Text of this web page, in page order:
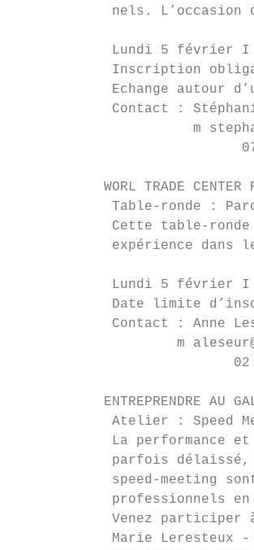
nels. L’occasion
Lundi 5 février
Inscription
Echange autour
Contact :
m
WORL TRADE CENTER
Table-ronde :
Cette table-
expérience dans
Lundi 5 février
Date limite
Contact : Anne
m
02
ENTREPRENDRE AU
Atelier : Speed
La performance
parfois
speed-meeting
professionnels
Venez participer
Marie Leresteux